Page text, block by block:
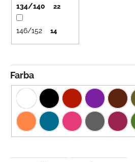
Farba
134/140 22
146/152 14
BAMBUSOVÉ
TRIKO
NÁMORNÍCKE
PRUHY